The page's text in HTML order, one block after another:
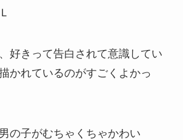
好きって告白されて意識してい
かれているのがすごくよかっ
の子がむちゃくちゃかわい